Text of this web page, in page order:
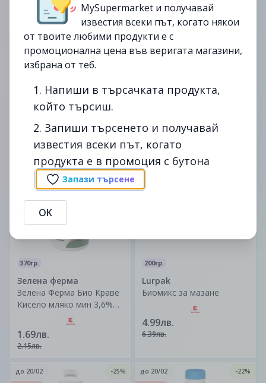
Luminarc
Сервиз за хранене Cadix
19 части
29.99лв.
K-Bio
2.39лв.
2.99лв.
370гр.
Зелена ферма
Зелена Ферма Био Краве
Кисело мляко мин 3,6%
1.69лв.
2.15лв.
20/02
-21%
200гр.
Lurpak
Биомикс за мазане
4.99лв.
6.39лв.
до
до 20/02
-25%
до 20/02
-22%
MySupermarket и получавай
известия всеки път, когато някои
от твоите любими продукти е с
промоционална цена във веригата магазини,
избрана от теб.
1. Напиши в търсачката продукта,
който търсиш.
2. Запиши търсенето и получавай
известия всеки път, когато
продукта е в промоция с бутона
Запази търсене
OK